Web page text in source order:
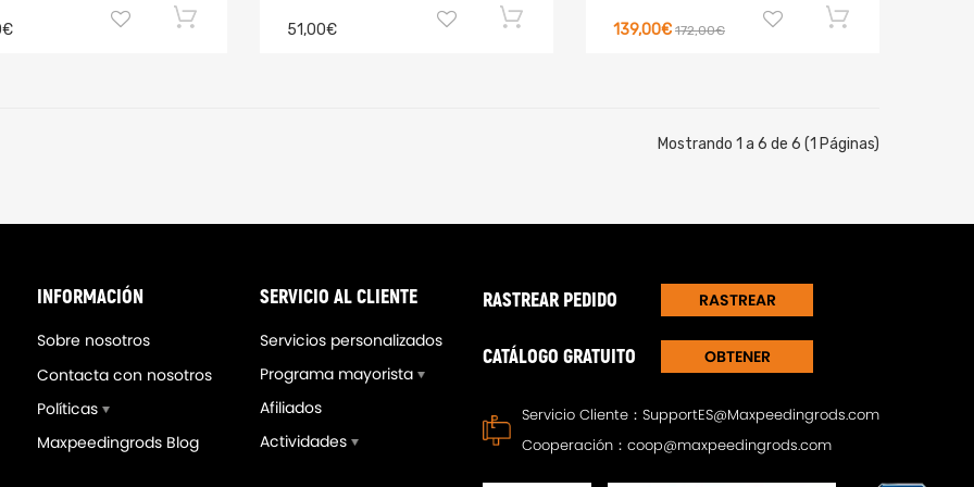
51,00€ 139,00€ 172,00€
Mostrando 1 a 6 de 6 (1 Páginas)
INFORMACIÓN
Sobre nosotros
Contacta con nosotros
Políticas
Maxpeedingrods Blog
SERVICIO AL CLIENTE
Servicios personalizados
Programa mayorista
Afiliados
Actividades
RASTREAR PEDIDO RASTREAR
CATÁLOGO GRATUITO
OBTENER
Servicio Cliente： SupportES@Maxpeedingrods.com
Cooperación： coop@maxpeedingrods.com